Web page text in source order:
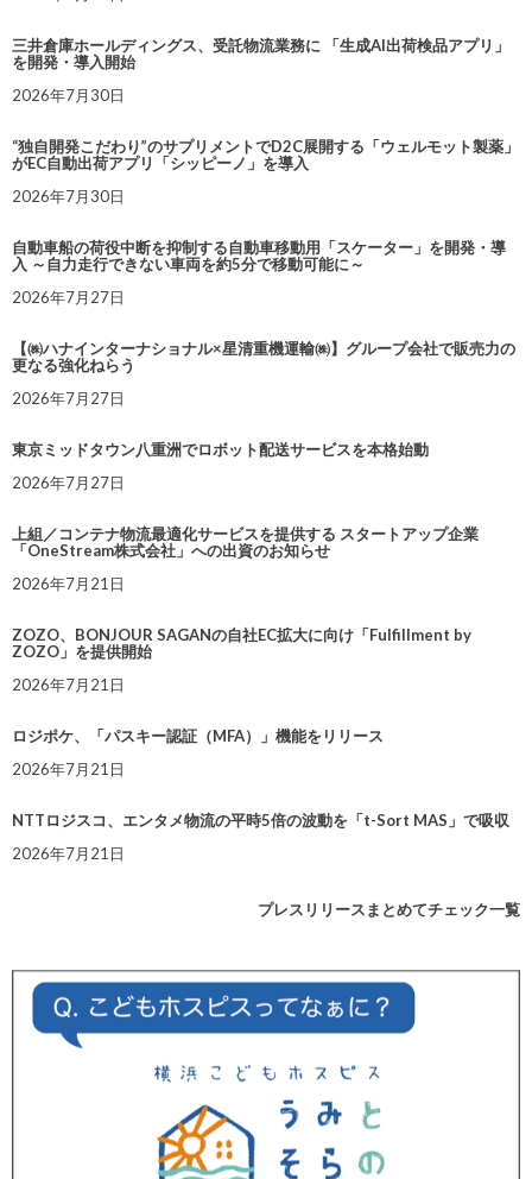
三井倉庫ホールディングス、受託物流業務に 「生成AI出荷検品アプリ」
を開発・導入開始
2026年7月30日
“独自開発こだわり”のサプリメントでD2C展開する「ウェルモット製薬」
がEC自動出荷アプリ「シッピーノ」を導入
2026年7月30日
自動車船の荷役中断を抑制する自動車移動用「スケーター」を開発・導
入 ～自力走行できない車両を約5分で移動可能に～
2026年7月27日
【㈱ハナインターナショナル×星清重機運輸㈱】グループ会社で販売力の
更なる強化ねらう
2026年7月27日
東京ミッドタウン八重洲でロボット配送サービスを本格始動
2026年7月27日
上組／コンテナ物流最適化サービスを提供する スタートアップ企業
「OneStream株式会社」への出資のお知らせ
2026年7月21日
ZOZO、BONJOUR SAGANの自社EC拡大に向け「Fulfillment by
ZOZO」を提供開始
2026年7月21日
ロジポケ、「パスキー認証（MFA）」機能をリリース
2026年7月21日
NTTロジスコ、エンタメ物流の平時5倍の波動を「t-Sort MAS」で吸収
2026年7月21日
プレスリリースまとめてチェック一覧